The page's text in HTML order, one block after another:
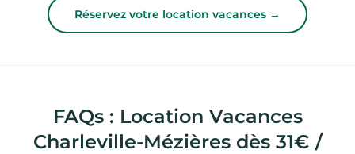
Réservez votre location vacances →
FAQs : Location Vacances
Charleville-Mézières dès 31€ /